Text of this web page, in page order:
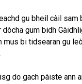
gu bheil càil sam
gum bidh
bi tidsearan gu
do gach pàiste ann